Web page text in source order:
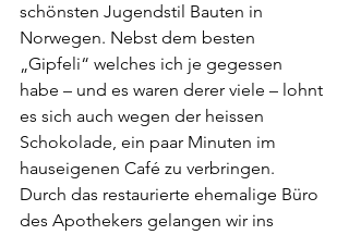
schönsten Jugendstil Bauten in
Norwegen. Nebst dem besten
„Gipfeli“ welches ich je gegessen
habe – und es waren derer viele – lohnt
es sich auch wegen der heissen
Schokolade, ein paar Minuten im
hauseigenen Café zu verbringen.
Durch das restaurierte ehemalige Büro
des Apothekers gelangen wir ins